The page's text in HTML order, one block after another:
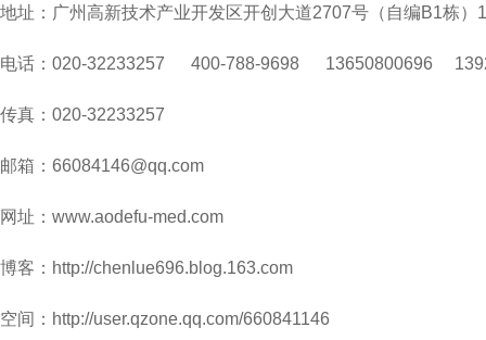
地址：广州高新技术产业开发区开创大道2707号（自编B1栋）
电话：020-32233257 400-788-9698 13650800696
传真：020-32233257
邮箱：66084146@qq.com
网址：www.aodefu-med.com
博客： http://chenlue696.blog.163.com
空间： http://user.qzone.qq.com/660841146